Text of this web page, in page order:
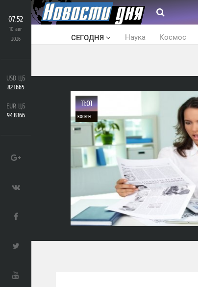
СЕГОДНЯ Наука Космос
07:52
10 авг
2026
USD ЦБ
82.1665
EUR ЦБ
94.8366
11:01
ВОСКРЕСЕНЬЕ
922